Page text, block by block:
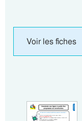
Voir les fiches